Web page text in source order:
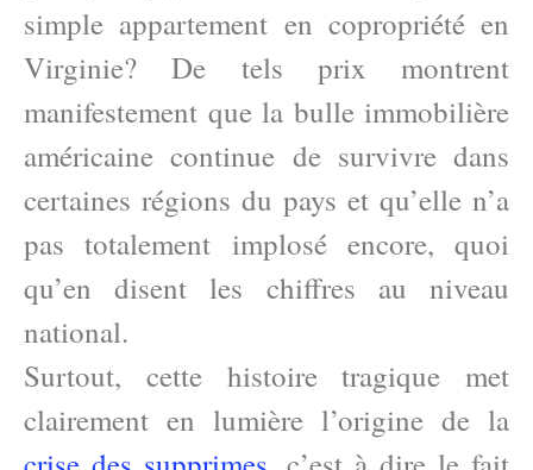
simple appartement en copropriété en
Virginie? De tels prix montrent
manifestement que la bulle immobilière
américaine continue de survivre dans
certaines régions du pays et qu’elle n’a
pas totalement implosé encore, quoi
qu’en disent les chiffres au niveau
national.
Surtout, cette histoire tragique met
clairement en lumière l’origine de la